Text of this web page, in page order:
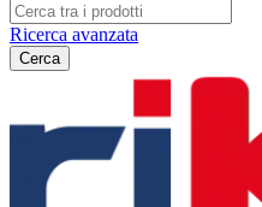
Ricerca avanzata
Cerca